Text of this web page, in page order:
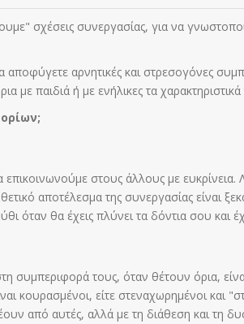
σχέσεις συνεργασίας, για να
αρνητικές και στρεσογόνες
με παιδιά ή με ενήλικες τα
επικοινωνούμε στους άλλους με
αποτέλεσμα της συνεργασίας είναι
θα έχεις πλύνει τα δόντια σου και
συμπεριφορά τους, όταν θέτουν όρια,
κουρασμένοι, είτε στεναχωρημένοι
από αυτές, αλλά με τη διάθεση και